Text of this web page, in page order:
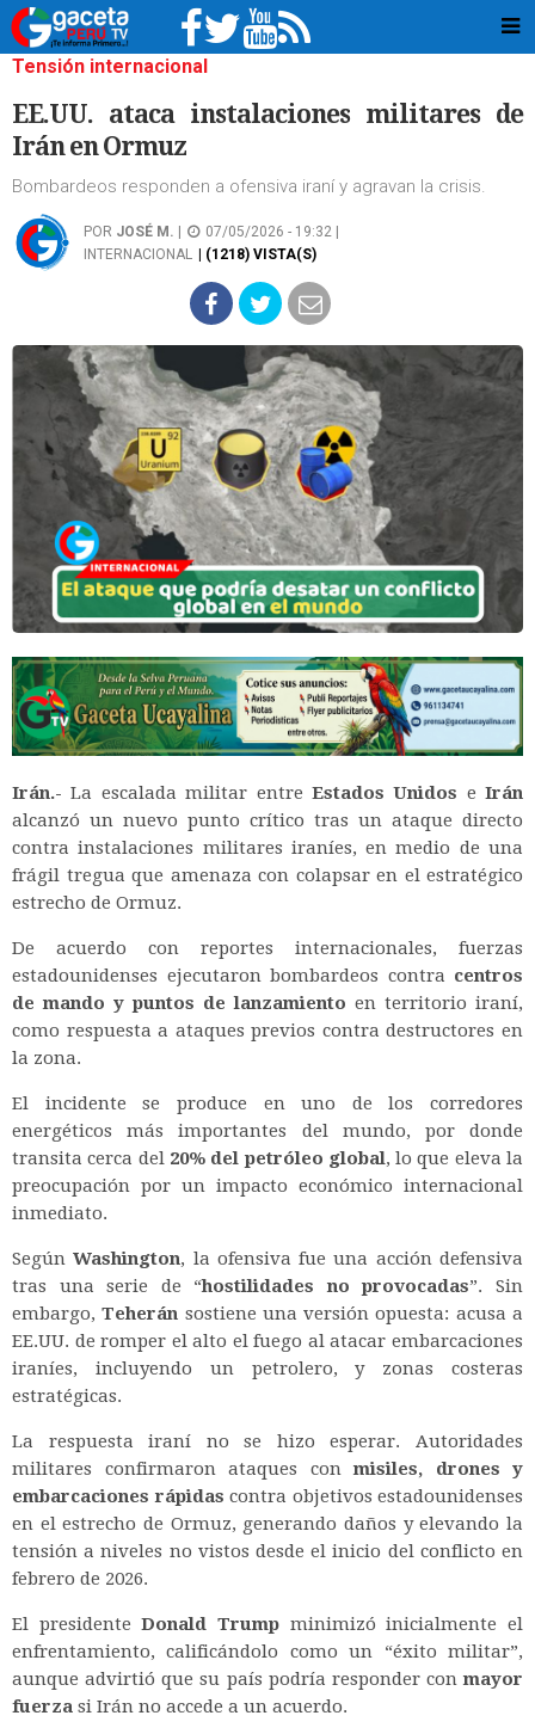
Tensión internacional
EE.UU. ataca instalaciones militares de
Irán en Ormuz
Bombardeos responden a ofensiva iraní y agravan la crisis.
POR JOSÉ M.
07/05/2026 - 19:32 |
INTERNACIONAL
| (1218) VISTA(S)
Irán.- La escalada militar entre Estados Unidos e Irán
alcanzó un nuevo punto crítico tras un ataque directo
contra instalaciones militares iraníes, en medio de una
frágil tregua que amenaza con colapsar en el estratégico
estrecho de Ormuz.
De acuerdo con reportes internacionales, fuerzas
estadounidenses ejecutaron bombardeos contra centros
de mando y puntos de lanzamiento en territorio iraní,
como respuesta a ataques previos contra destructores en
la zona.
El incidente se produce en uno de los corredores
energéticos más importantes del mundo, por donde
transita cerca del 20% del petróleo global, lo que eleva la
preocupación por un impacto económico internacional
inmediato.
SegúnWashington, la ofensiva fue una acción defensiva
tras una serie de “hostilidades no provocadas”. Sin
embargo,Teherán sostiene una versión opuesta: acusa a
EE.UU. de romper el alto el fuego al atacar embarcaciones
iraníes, incluyendo un petrolero, y zonas costeras
estratégicas.
La respuesta iraní no se hizo esperar. Autoridades
militares confirmaron ataques conmisiles, drones y
embarcaciones rápidas contra objetivos estadounidenses
en el estrecho de Ormuz, generando daños y elevando la
tensión a niveles no vistos desde el inicio del conflicto en
febrero de 2026.
El presidenteDonald Trump minimizó inicialmente el
enfrentamiento, calificándolo como un “éxito militar”,
aunque advirtió que su país podría responder conmayor
fuerza si Irán no accede a un acuerdo.